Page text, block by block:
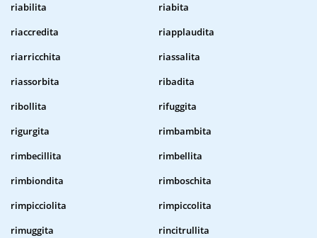
riabilita
riabita
riaccredita
riapplaudita
riarricchita
riassalita
riassorbita
ribadita
ribollita
rifuggita
rigurgita
rimbambita
rimbecillita
rimbellita
rimbiondita
rimboschita
rimpicciolita
rimpiccolita
rimuggita
rincitrullita